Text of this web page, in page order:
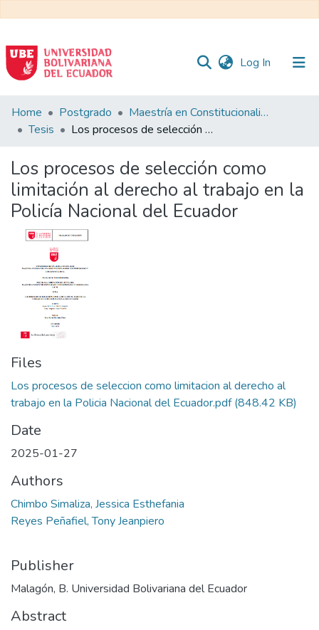
Log In (current)
Communities
&
All of DSpace
Statistics
Home Postgrado
Maestría en Constitucionalismo Contemporáneo y Gobernanza Local
Tesis
Los procesos de selección como limitación al derecho al trabajo en la Policía Nacional del Ecuador
Los procesos de selección como
limitación al derecho al trabajo en la
Policía Nacional del Ecuador
Files
Los procesos de seleccion como limitacion al derecho al
trabajo en la Policia Nacional del Ecuador.pdf(848.42 KB)
Date
2025-01-27
Authors
Chimbo Simaliza, Jessica Esthefania
Reyes Peñafiel, Tony Jeanpiero
Publisher
Malagón, B. Universidad Bolivariana del Ecuador
Abstract